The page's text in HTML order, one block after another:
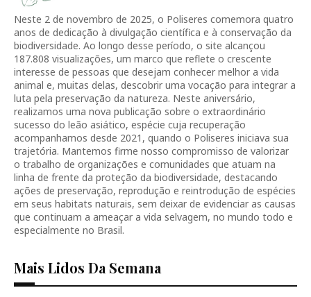
Neste 2 de novembro de 2025, o Poliseres comemora quatro
anos de dedicação à divulgação científica e à conservação da
biodiversidade. Ao longo desse período, o site alcançou
187.808 visualizações, um marco que reflete o crescente
interesse de pessoas que desejam conhecer melhor a vida
animal e, muitas delas, descobrir uma vocação para integrar a
luta pela preservação da natureza. Neste aniversário,
realizamos uma nova publicação sobre o extraordinário
sucesso do leão asiático, espécie cuja recuperação
acompanhamos desde 2021, quando o Poliseres iniciava sua
trajetória. Mantemos firme nosso compromisso de valorizar
o trabalho de organizações e comunidades que atuam na
linha de frente da proteção da biodiversidade, destacando
ações de preservação, reprodução e reintrodução de espécies
em seus habitats naturais, sem deixar de evidenciar as causas
que continuam a ameaçar a vida selvagem, no mundo todo e
especialmente no Brasil.
Mais Lidos Da Semana